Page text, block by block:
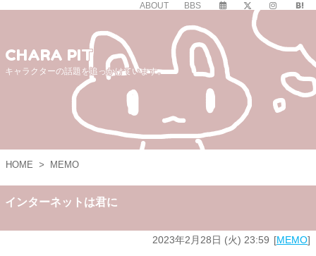
ABOUT BBS
CHARA PIT
キャラクターの話題を追っかけています。
HOME > MEMO
インターネットは君に
2023年2月28日 (火) 23:59 MEMO